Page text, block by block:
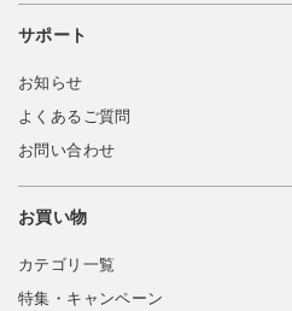
サポート
お知らせ
よくあるご質問
お問い合わせ
お買い物
カテゴリ一覧
特集・キャンペーン